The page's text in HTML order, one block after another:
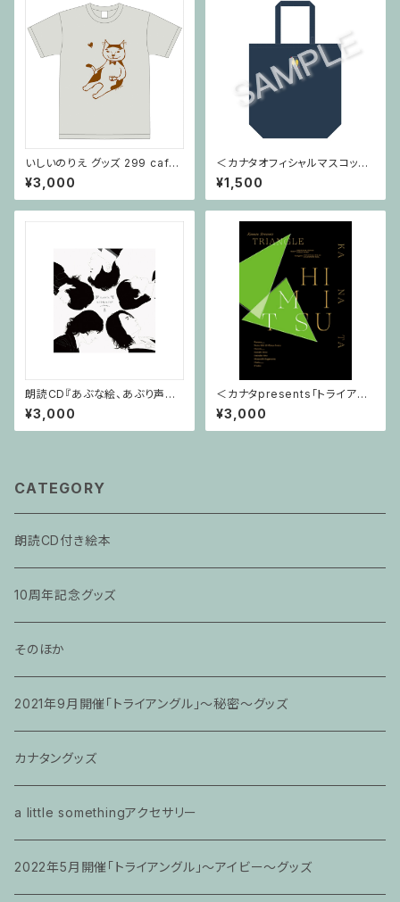
いしいのりえ グッズ 299 cafe
Tシャツ
¥3,000
＜カナタオフィシャルマスコット
＞カナタン エコバッグ
¥1,500
朗読CD『あぶな絵、あぶり声～t
ribute～』
¥3,000
＜カナタpresents「トライアン
グル」〜秘密〜グッズ＞パンフレ
ット
¥3,000
CATEGORY
朗読CD付き絵本
10周年記念グッズ
そのほか
2021年9月開催「トライアングル」〜秘密〜グッズ
カナタングッズ
a little somethingアクセサリー
2022年5月開催「トライアングル」〜アイビー〜グッズ